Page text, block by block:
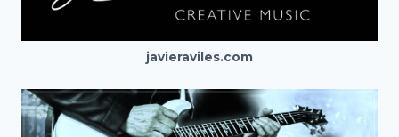
javieraviles.com